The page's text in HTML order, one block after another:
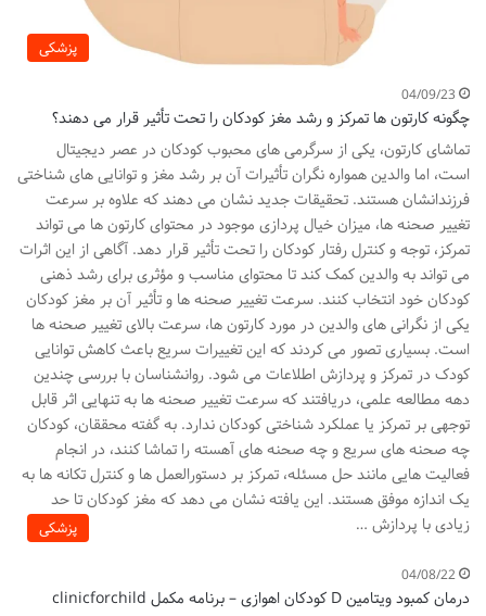
پزشکی
04/09/23
چگونه کارتون‌ ها تمرکز و رشد مغز کودکان را تحت تأثیر قرار می‌ دهند؟
تماشای کارتون، یکی از سرگرمی های محبوب کودکان در عصر دیجیتال
است، اما والدین همواره نگران تأثیرات آن بر رشد مغز و توانایی های شناختی
فرزندانشان هستند. تحقیقات جدید نشان می دهند که علاوه بر سرعت
تغییر صحنه ها، میزان خیال پردازی موجود در محتوای کارتون ها می تواند
تمرکز، توجه و کنترل رفتار کودکان را تحت تأثیر قرار دهد. آگاهی از این اثرات
می تواند به والدین کمک کند تا محتوای مناسب و مؤثری برای رشد ذهنی
کودکان خود انتخاب کنند. سرعت تغییر صحنه ها و تأثیر آن بر مغز کودکان
یکی از نگرانی های والدین در مورد کارتون ها، سرعت بالای تغییر صحنه ها
است. بسیاری تصور می کردند که این تغییرات سریع باعث کاهش توانایی
کودک در تمرکز و پردازش اطلاعات می شود. روانشناسان با بررسی چندین
دهه مطالعه علمی، دریافتند که سرعت تغییر صحنه ها به تنهایی اثر قابل
توجهی بر تمرکز یا عملکرد شناختی کودکان ندارد. به گفته محققان، کودکان
چه صحنه های سریع و چه صحنه های آهسته را تماشا کنند، در انجام
فعالیت هایی مانند حل مسئله، تمرکز بر دستورالعمل ها و کنترل تکانه ها به
یک اندازه موفق هستند. این یافته نشان می دهد که مغز کودکان تا حد
زیادی با پردازش …
پزشکی
04/08/22
درمان کمبود ویتامین D کودکان اهوازی – برنامه مکمل clinicforchild